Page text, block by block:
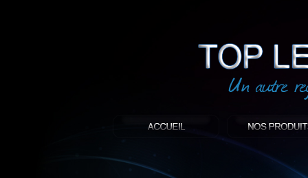
: Top led world
Produit décoratif led
Objet publicitaire led
éclairage blanc led